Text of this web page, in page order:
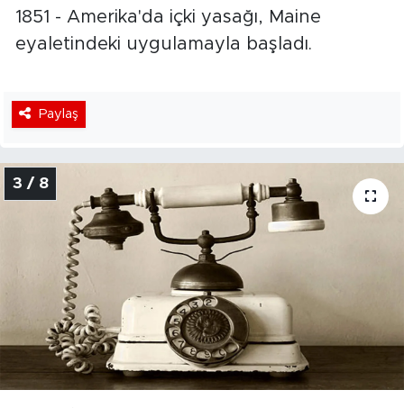
1851 - Amerika'da içki yasağı, Maine
eyaletindeki uygulamayla başladı.
Paylaş
3 / 8